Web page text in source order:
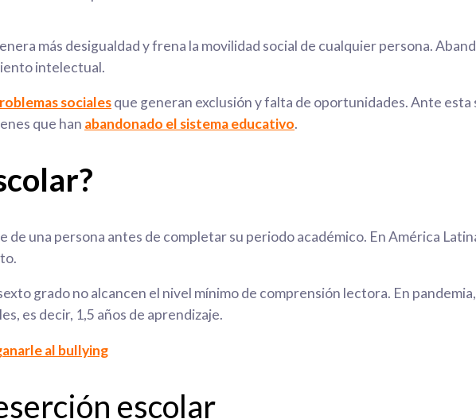
más desigualdad y frena la movilidad social de cualquier persona.
intelectual.
socialesque generan exclusión y falta de oportunidades. Ante
que han abandonado el sistema educativo.
una persona antes de completar su periodo académico. En América
grado no alcancen el nivel mínimo de comprensión lectora. En
es decir, 1,5 años de aprendizaje.
al bullying
escolar